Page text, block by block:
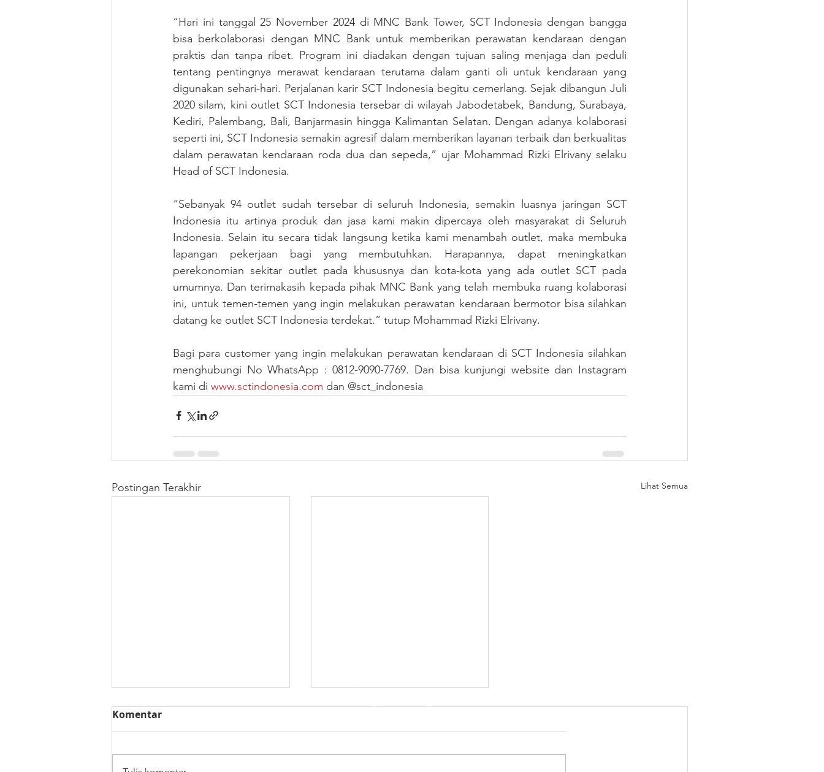
“Hari ini tanggal 25 November 2024 di MNC Bank Tower, SCT Indonesia dengan bangga
bisa berkolaborasi dengan MNC Bank untuk memberikan perawatan kendaraan dengan
praktis dan tanpa ribet. Program ini diadakan dengan tujuan saling menjaga dan peduli
tentang pentingnya merawat kendaraan terutama dalam ganti oli untuk kendaraan yang
digunakan sehari-hari. Perjalanan karir SCT Indonesia begitu cemerlang. Sejak dibangun Juli
2020 silam, kini outlet SCT Indonesia tersebar di wilayah Jabodetabek, Bandung, Surabaya,
Kediri, Palembang, Bali, Banjarmasin hingga Kalimantan Selatan. Dengan adanya kolaborasi
seperti ini, SCT Indonesia semakin agresif dalam memberikan layanan terbaik dan berkualitas
dalam perawatan kendaraan roda dua dan sepeda,” ujar Mohammad Rizki Elrivany selaku
Head of SCT Indonesia.
“Sebanyak 94 outlet sudah tersebar di seluruh Indonesia, semakin luasnya jaringan SCT
Indonesia itu artinya produk dan jasa kami makin dipercaya oleh masyarakat di Seluruh
Indonesia. Selain itu secara tidak langsung ketika kami menambah outlet, maka membuka
lapangan pekerjaan bagi yang membutuhkan. Harapannya, dapat meningkatkan
perekonomian sekitar outlet pada khususnya dan kota-kota yang ada outlet SCT pada
umumnya. Dan terimakasih kepada pihak MNC Bank yang telah membuka ruang kolaborasi
ini, untuk temen-temen yang ingin melakukan perawatan kendaraan bermotor bisa silahkan
datang ke outlet SCT Indonesia terdekat.” tutup Mohammad Rizki Elrivany.
Bagi para customer yang ingin melakukan perawatan kendaraan di SCT Indonesia silahkan
menghubungi No WhatsApp : 0812-9090-7769. Dan bisa kunjungi website dan Instagram
kami di www.sctindonesia.com dan @sct_indonesia
Postingan Terakhir Lihat Semua
Komentar